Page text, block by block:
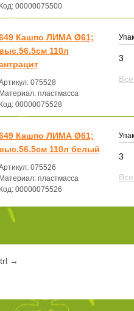
Код: 00000075500
Кашпо ЛИМА Ø61;
выс.56.5см 110л
075528
Материал: пластмасса
Код: 00000075528
3
Кашпо ЛИМА Ø61;
выс.56.5см 110л белый
075526
Материал: пластмасса
Код: 00000075526
3
→